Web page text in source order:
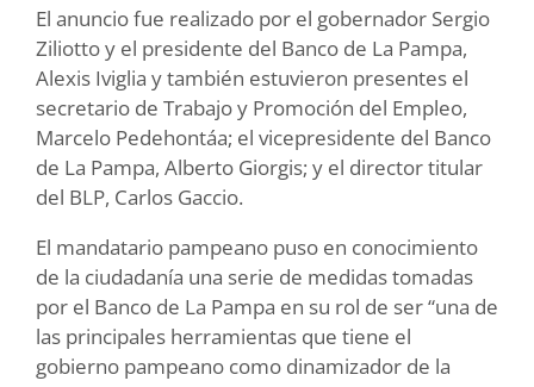
El anuncio fue realizado por el gobernador Sergio
Ziliotto y el presidente del Banco de La Pampa,
Alexis Iviglia y también estuvieron presentes el
secretario de Trabajo y Promoción del Empleo,
Marcelo Pedehontáa; el vicepresidente del Banco
de La Pampa, Alberto Giorgis; y el director titular
del BLP, Carlos Gaccio.
El mandatario pampeano puso en conocimiento
de la ciudadanía una serie de medidas tomadas
por el Banco de La Pampa en su rol de ser “una de
las principales herramientas que tiene el
gobierno pampeano como dinamizador de la